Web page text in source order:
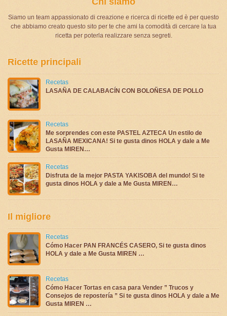
Siamo un team appassionato di creazione e ricerca di ricette ed è per questo
che abbiamo creato questo sito per te che ami la comodità di cercare la tua
ricetta per poterla realizzare senza segreti.
Ricette principali
Recetas
LASAÑA DE CALABACÍN CON BOLOÑESA DE POLLO
Recetas
Me sorprendes con este PASTEL AZTECA Un estilo de
LASAÑA MEXICANA! Si te gusta dinos HOLA y dale a Me
Gusta MIREN…
Recetas
Disfruta de la mejor PASTA YAKISOBA del mundo! Si te
gusta dinos HOLA y dale a Me Gusta MIREN…
Il migliore
Recetas
Cómo Hacer PAN FRANCÉS CASERO, Si te gusta dinos
HOLA y dale a Me Gusta MIREN …
Recetas
Cómo Hacer Tortas en casa para Vender ” Trucos y
Consejos de repostería ” Si te gusta dinos HOLA y dale a Me
Gusta MIREN …